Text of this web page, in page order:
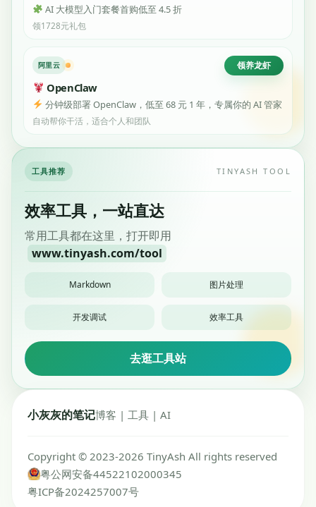
AI 大模型入门套餐首购低至 4.5 折
领1728元礼包
阿里云 领养龙虾
OpenClaw
分钟级部署 OpenClaw，低至 68 元 1 年，专属你的 AI 管家
自动帮你干活，适合个人和团队
工具推荐 TINYASH TOOL
效率工具，一站直达
常用工具都在这里，打开即用
www.tinyash.com/tool
Markdown 图片处理
开发调试 效率工具
去逛工具站
小灰灰的笔记博客 | 工具 | AI
Copyright © 2023-2026 TinyAsh All rights reserved
粤公网安备44522102000345
粤ICP备2024257007号